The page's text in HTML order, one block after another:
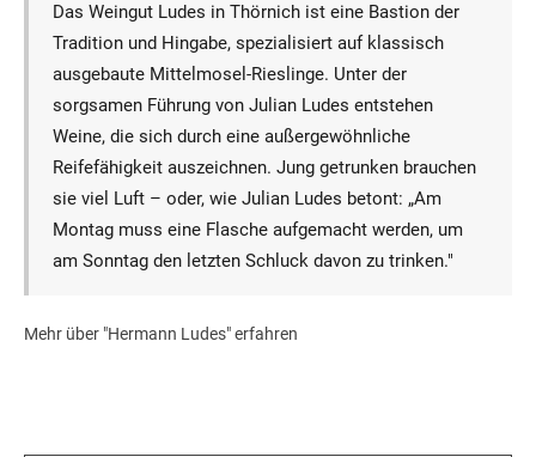
Das Weingut Ludes in Thörnich ist eine Bastion der
Tradition und Hingabe, spezialisiert auf klassisch
ausgebaute Mittelmosel-Rieslinge. Unter der
sorgsamen Führung von Julian Ludes entstehen
Weine, die sich durch eine außergewöhnliche
Reifefähigkeit auszeichnen. Jung getrunken brauchen
sie viel Luft – oder, wie Julian Ludes betont: „Am
Montag muss eine Flasche aufgemacht werden, um
am Sonntag den letzten Schluck davon zu trinken."
Mehr über "Hermann Ludes" erfahren